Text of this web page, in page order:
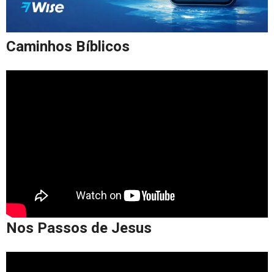
Caminhos Bíblicos
Nos Passos de Jesus